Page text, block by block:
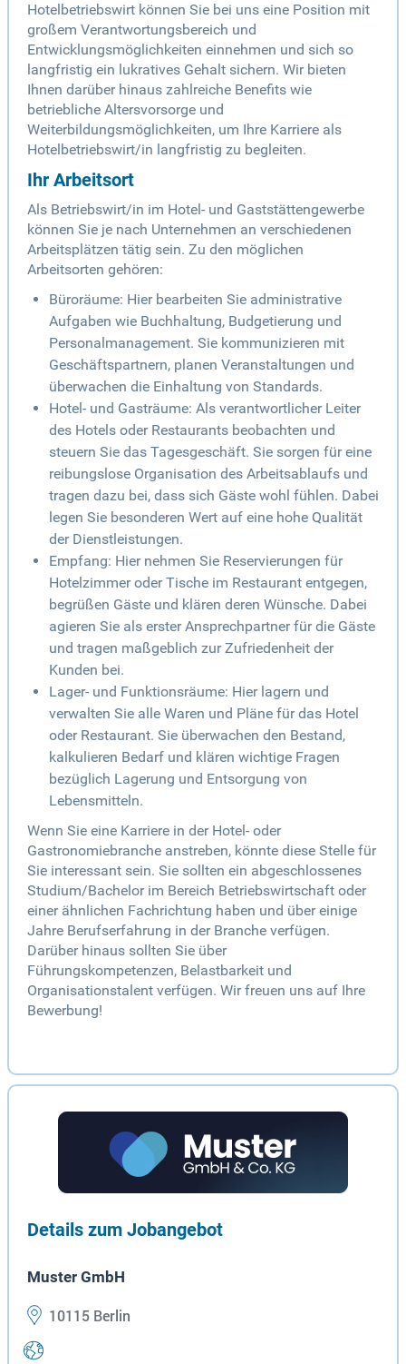
Hotelbetriebswirt können Sie bei uns eine Position mit
großem Verantwortungsbereich und
Entwicklungsmöglichkeiten einnehmen und sich so
langfristig ein lukratives Gehalt sichern. Wir bieten
Ihnen darüber hinaus zahlreiche Benefits wie
betriebliche Altersvorsorge und
Weiterbildungsmöglichkeiten, um Ihre Karriere als
Hotelbetriebswirt/in langfristig zu begleiten.
Ihr Arbeitsort
Als Betriebswirt/in im Hotel- und Gaststättengewerbe
können Sie je nach Unternehmen an verschiedenen
Arbeitsplätzen tätig sein. Zu den möglichen
Arbeitsorten gehören:
Büroräume: Hier bearbeiten Sie administrative
Aufgaben wie Buchhaltung, Budgetierung und
Personalmanagement. Sie kommunizieren mit
Geschäftspartnern, planen Veranstaltungen und
überwachen die Einhaltung von Standards.
Hotel- und Gasträume: Als verantwortlicher Leiter
des Hotels oder Restaurants beobachten und
steuern Sie das Tagesgeschäft. Sie sorgen für eine
reibungslose Organisation des Arbeitsablaufs und
tragen dazu bei, dass sich Gäste wohl fühlen. Dabei
legen Sie besonderen Wert auf eine hohe Qualität
der Dienstleistungen.
Empfang: Hier nehmen Sie Reservierungen für
Hotelzimmer oder Tische im Restaurant entgegen,
begrüßen Gäste und klären deren Wünsche. Dabei
agieren Sie als erster Ansprechpartner für die Gäste
und tragen maßgeblich zur Zufriedenheit der
Kunden bei.
Lager- und Funktionsräume: Hier lagern und
verwalten Sie alle Waren und Pläne für das Hotel
oder Restaurant. Sie überwachen den Bestand,
kalkulieren Bedarf und klären wichtige Fragen
bezüglich Lagerung und Entsorgung von
Lebensmitteln.
Wenn Sie eine Karriere in der Hotel- oder
Gastronomiebranche anstreben, könnte diese Stelle für
Sie interessant sein. Sie sollten ein abgeschlossenes
Studium/Bachelor im Bereich Betriebswirtschaft oder
einer ähnlichen Fachrichtung haben und über einige
Jahre Berufserfahrung in der Branche verfügen.
Darüber hinaus sollten Sie über
Führungskompetenzen, Belastbarkeit und
Organisationstalent verfügen. Wir freuen uns auf Ihre
Bewerbung!
Details zum Jobangebot
Muster GmbH
10115 Berlin